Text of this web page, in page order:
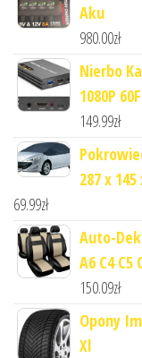
Aku
980.00zł
Nierbo
1080P
149.99zł
287 x
69.99zł
Auto-
A6 C4 C5
150.09zł
Opony
Xl